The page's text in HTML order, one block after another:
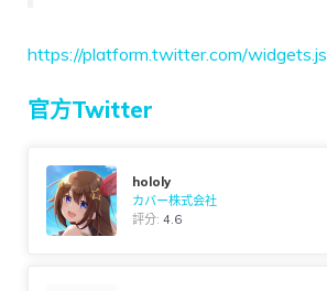
https://platform.twitter.com/widgets.js
官方Twitter
hololy
カバー株式会社
評分:4.6